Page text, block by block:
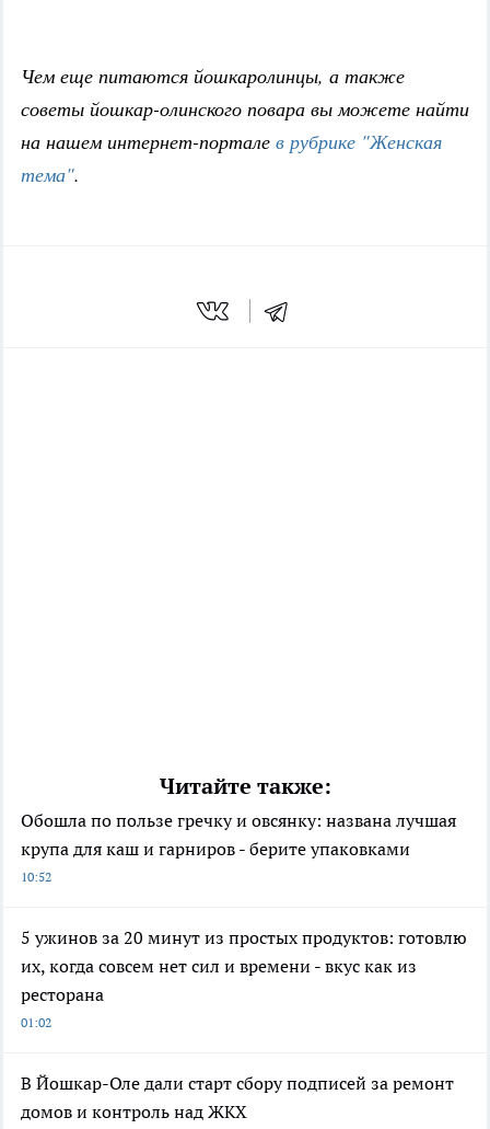
Чем еще питаются йошкаролинцы, а также
советы йошкар-олинского повара вы можете найти
на нашем интернет-портале в рубрике "Женская
тема".
Читайте также:
Обошла по пользе гречку и овсянку: названа лучшая
крупа для каш и гарниров - берите упаковками
10:52
5 ужинов за 20 минут из простых продуктов: готовлю
их, когда совсем нет сил и времени - вкус как из
ресторана
01:02
В Йошкар-Оле дали старт сбору подписей за ремонт
домов и контроль над ЖКХ